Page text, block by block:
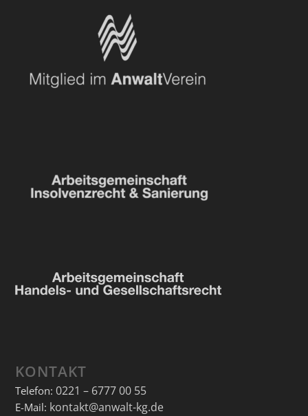
KONTAKT
Telefon: 0221 – 6777 00 55
E-Mail: kontakt@anwalt-kg.de